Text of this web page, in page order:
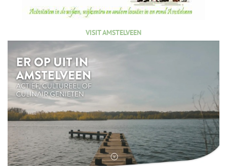
VISIT AMSTELVEEN